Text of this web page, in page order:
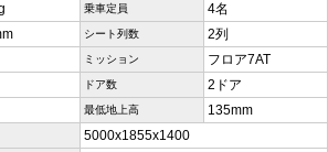
乗車定員 4名
シート列数 2列
ミッション フロア7AT
ドア数 2ドア
最低地上高 135mm
5000x1855x1400